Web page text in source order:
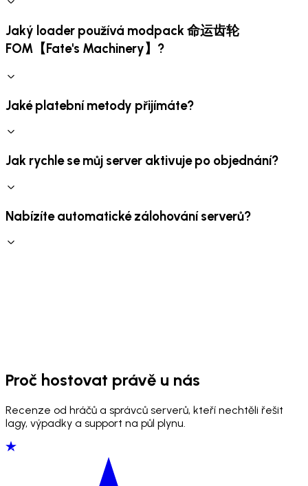
Jaký loader používá modpack 命运齿轮
FOM【Fate's Machinery】?
Jaké platební metody přijímáte?
Jak rychle se můj server aktivuje po objednání?
Nabízíte automatické zálohování serverů?
Proč hostovat právě u nás
Recenze od hráčů a správců serverů, kteří nechtěli řešit
lagy, výpadky a support na půl plynu.